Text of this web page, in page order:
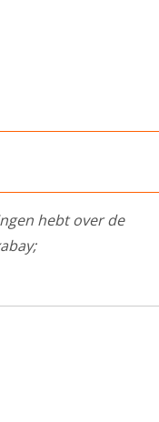
hebt over de